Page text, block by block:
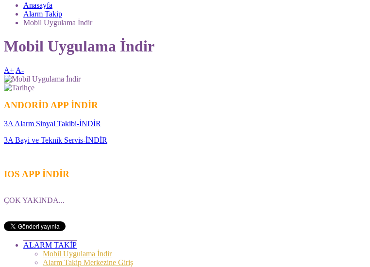
Anasayfa
Alarm Takip
Mobil Uygulama İndir
Mobil Uygulama İndir
A+ A-
ANDORİD APP İNDİR
3A Alarm Sinyal Takibi-İNDİR
3A Bayi ve Teknik Servis-İNDİR
IOS APP İNDİR
ÇOK YAKINDA...
ALARM TAKİP
Mobil Uygulama İndir
Alarm Takip Merkezine Giriş